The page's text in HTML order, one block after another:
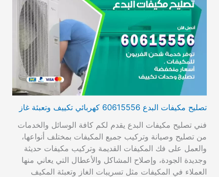
تصليح مكيفات البدع 60615556 كهربائي تكييف وتعبئة غاز
فني تصليح مكيفات البدع يقدم لكم كافة الوسائل والخدمات
من تصليح وصيانة وتركيب جميع المكيفات بمختلف أنواعها،
والعمل على فك المكيفات القديمة وتركيب مكيفات حديثة
وجديدة الجودة، وإصلاح المشاكل والأعطال التي يعاني منها
العملاء في المكيفات مثل تسريبات الغاز وتعبئة المكيف